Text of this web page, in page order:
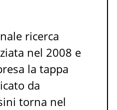
ricerca
nel 2008 e
la tappa
da
torna nel